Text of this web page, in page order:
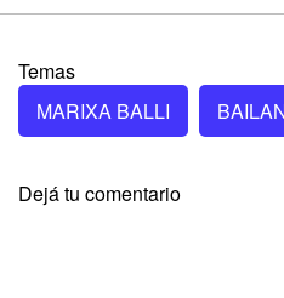
Temas
MARIXA BALLI
Dejá tu comentario